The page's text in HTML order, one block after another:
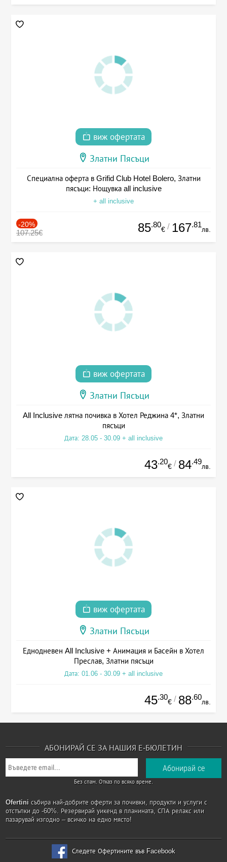
виж офертата
Златни Пясъци
Специална оферта в Grifid Club Hotel Bolero, Златни
пясъци: Нощувка all inclusive
+ all inclusive
-20%
107.25€ 85.80
€ / 167.81
лв.
виж офертата
Златни Пясъци
All Inclusive лятна почивка в Хотел Реджина 4*, Златни
пясъци
Дата: 28.05 - 30.09 + all inclusive
43.20
€ / 84.49
лв.
виж офертата
Златни Пясъци
Еднодневен All Inclusive + Анимация и Басейн в Хотел
Преслав, Златни пясъци
Дата: 01.06 - 30.09 + all inclusive
45.30
€ / 88.60
лв.
АБОНИРАЙ СЕ ЗА НАШИЯ Е-БЮЛЕТИН
Без спам. Отказ по всяко време.
Ofertini събира най-добрите оферти за почивки, продукти и услуги с
отстъпки до -60%. Резервирай уикенд в планината, СПА релакс или
пазарувай изгодно – всичко на едно място!
Следете Офертините във Facebook